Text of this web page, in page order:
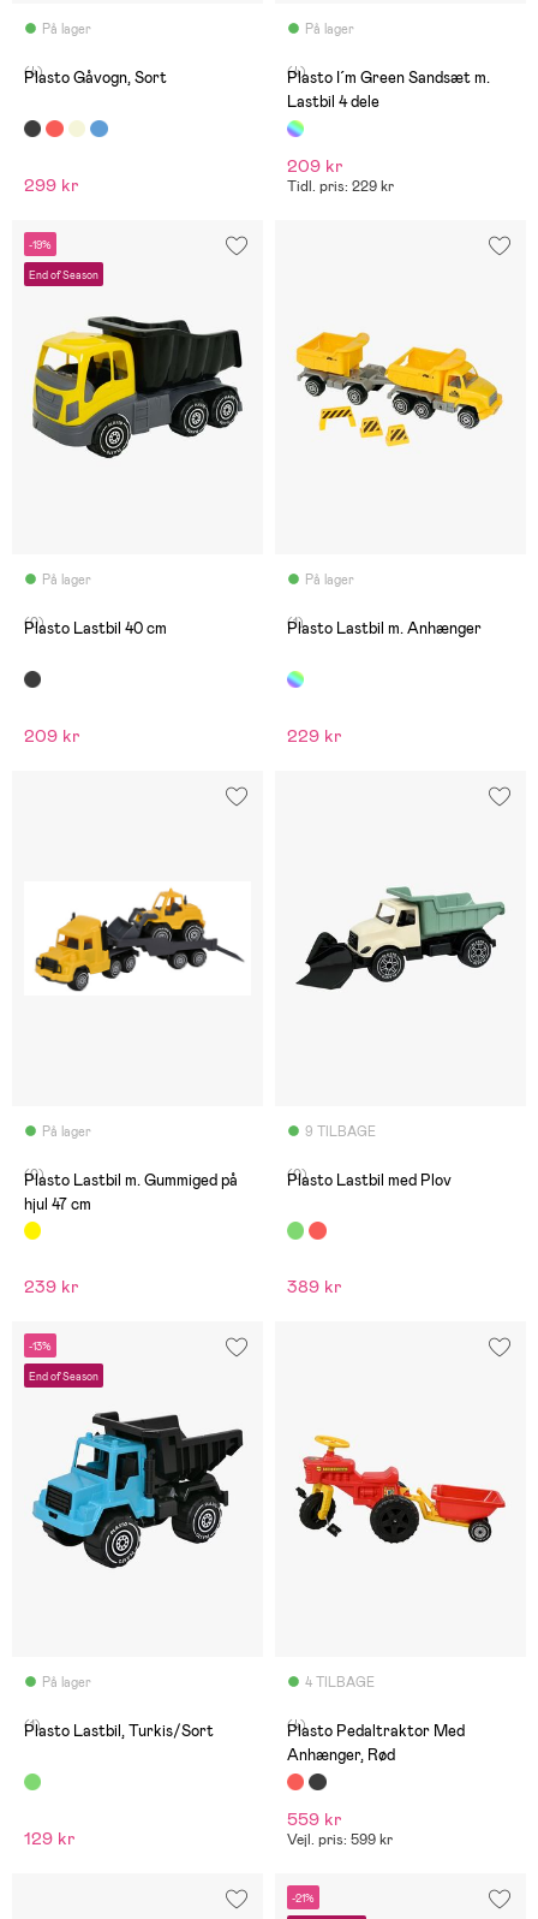
På lager
(4)
Plasto Gåvogn, Sort
299 kr
På lager
(4)
Plasto I´m Green Sandsæt m.
Lastbil 4 dele
209 kr
Tidl. pris: 229 kr
-19%
End of Season
På lager
(0)
Plasto Lastbil 40 cm
209 kr
På lager
(1)
Plasto Lastbil m. Anhænger
229 kr
På lager
(0)
Plasto Lastbil m. Gummiged på
hjul 47 cm
239 kr
9 TILBAGE
(0)
Plasto Lastbil med Plov
389 kr
-13%
End of Season
På lager
(1)
Plasto Lastbil, Turkis/Sort
129 kr
4 TILBAGE
(4)
Plasto Pedaltraktor Med
Anhænger, Rød
559 kr
Vejl. pris: 599 kr
-21%